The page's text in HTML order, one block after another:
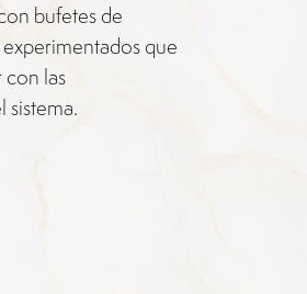
bufetes de
que
las
sistema.